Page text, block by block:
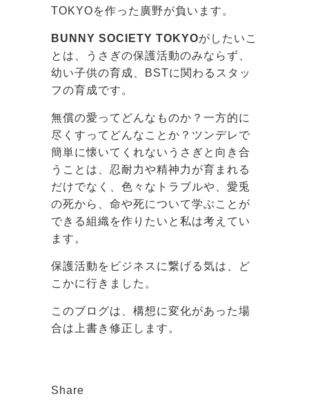
TOKYOを作った廣野が負います。
BUNNY SOCIETY TOKYOがしたいこ
とは、うさぎの保護活動のみならず、
幼い子供の育成、BSTに関わるスタッ
フの育成です。
無償の愛ってどんなものか？一方的に
尽くすってどんなことか？ツンデレで
簡単に懐いてくれないうさぎと向き合
うことは、忍耐力や精神力が育まれる
だけでなく、色々なトラブルや、愛兎
の死から、命や死について学ぶことが
できる組織を作りたいと私は考えてい
ます。
保護活動をビジネスに繋げる気は、ど
こかに行きました。
このブログは、構想に変化があった場
合は上書き修正します。
Share